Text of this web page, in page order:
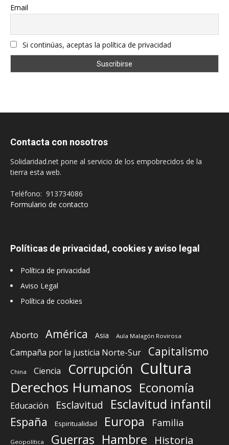
Email
Si continúas, aceptas la política de privacidad
Contacta con nosotros
Solidaridad.net pone al servicio de los empobrecidos de la
tierra esta web.
Teléfono: 913734086
Formulario de contacto
Políticas de privacidad, cookies y aviso legal
Política de privacidad
Aviso Legal
Política de cookies
Aborto América Asia Aula Malagón Rovirosa
Campaña por la justicia Norte-Sur Capitalismo
China Ciencia Corrupción Cultura
Derechos Humanos Economía
Educación Esclavitud Esclavitud infantil
España Espiritualidad Europa Familia
Geopolítica Guerras Hambre Historia